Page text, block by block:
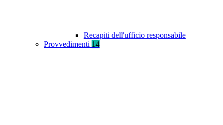
Recapiti dell'ufficio responsabile
Provvedimenti 14